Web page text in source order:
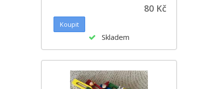
80 Kč
Skladem